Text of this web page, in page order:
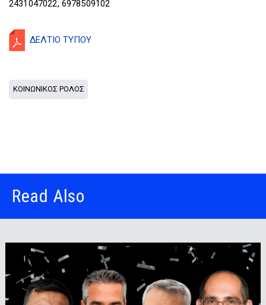
2431047022, 6978509102
ΔΕΛΤΙΟ ΤΥΠΟΥ
ΚΟΙΝΩΝΙΚΟΣ ΡΟΛΟΣ
Read Also